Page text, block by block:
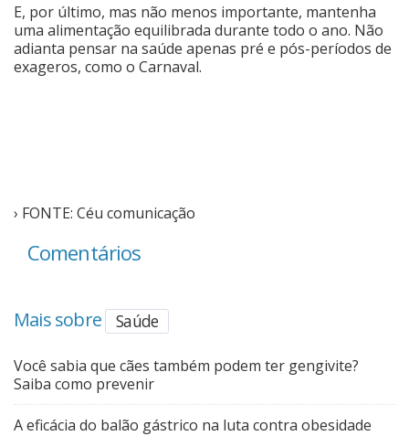
E, por último, mas não menos importante, mantenha
uma alimentação equilibrada durante todo o ano. Não
adianta pensar na saúde apenas pré e pós-períodos de
exageros, como o Carnaval.
› FONTE: Céu comunicação
Comentários
Mais sobre Saúde
Você sabia que cães também podem ter gengivite?
Saiba como prevenir
A eficácia do balão gástrico na luta contra obesidade